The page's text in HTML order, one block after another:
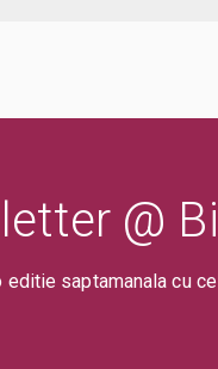
@
saptamanala cu